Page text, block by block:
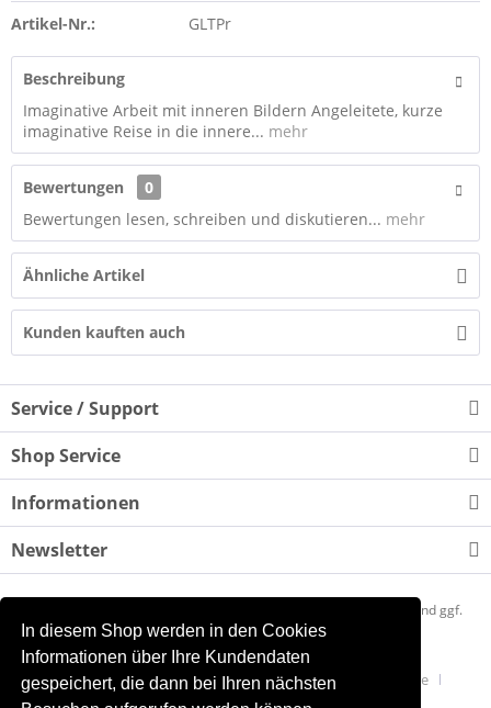
In diesem Shop werden in den Cookies
Informationen über Ihre Kundendaten
gespeichert, die dann bei Ihren nächsten
Artikel-Nr.: GLTPr
Beschreibung
Imaginative Arbeit mit inneren Bildern Angeleitete, kurze
imaginative Reise in die innere... mehr
Bewertungen
0
Bewertungen lesen, schreiben und diskutieren... mehr
Ähnliche Artikel
Kunden kauften auch
Service / Support
Shop Service
Informationen
Newsletter
und ggf.
Nachnahmegebühren, wenn nicht anders beschrieben
Mein Quantensprung Newsletter akzeptieren
Presse